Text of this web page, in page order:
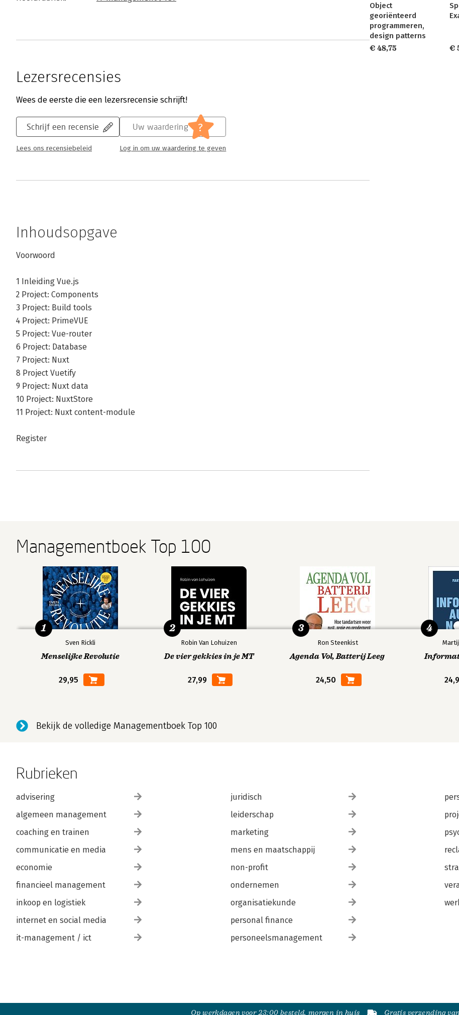
Lezersrecensies
Wees de eerste die een lezersrecensie schrijft!
Schrijf een recensie
Lees ons recensiebeleid
Uw waardering ?
Log in om uw waardering te geven
Inhoudsopgave
Voorwoord
1 Inleiding Vue.js
2 Project: Components
3 Project: Build tools
4 Project: PrimeVUE
5 Project: Vue-router
6 Project: Database
7 Project: Nuxt
8 Project Vuetify
9 Project: Nuxt data
10 Project: NuxtStore
11 Project: Nuxt content-module
Register
Object
georiënteerd
programmeren,
design patterns
€ 48,75
€
Managementboek Top 100
Sven Rickli
Menselijke Revolutie
29,95
1
Robin Van Lohuizen
De vier gekkies in je MT
27,99
2
Ron Steenkist
Agenda Vol, Batterij Leeg
24,50
3 4
Bekijk de volledige Managementboek Top 100
Rubrieken
advisering
algemeen management
coaching en trainen
communicatie en media
economie
financieel management
inkoop en logistiek
internet en social media
it-management / ict
juridisch
leiderschap
marketing
mens en maatschappij
non-profit
ondernemen
organisatiekunde
personal finance
personeelsmanagement
Op werkdagen voor 23:00 besteld, morgen in huis Gratis verzending